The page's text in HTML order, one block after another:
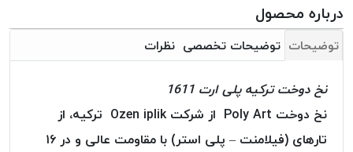
بافت
بدون
موم
KORD
نخ
توری
درباره محصول
توضیحات توضیحات تخصصی نظرات
نخ دوخت ترکیه پلی ارت 1611
نخ دوخت Poly Art از شرکت Ozen iplik ترکیه، از
تارهای (فیلامنت – پلی استر) با مقاومت عالی و در ۱۶